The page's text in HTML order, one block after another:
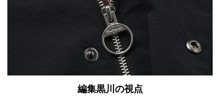
編集黒川の視点